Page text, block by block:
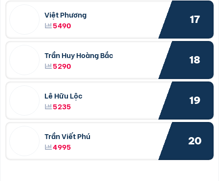
Việt Phương
5490
17
Trần Huy Hoàng Bắc
5290
18
Lê Hữu Lộc
5235
19
Trần Viết Phú
4995
20